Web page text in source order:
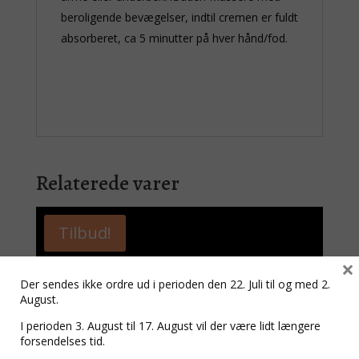
beroligende bevægelser, indtil cremen er fuldt
absorberet, ca 5 minutter på hver hånd/fod.
Relaterede varer
Tilbud!
Der sendes ikke ordre ud i perioden den 22. Juli til og med 2.
August.
I perioden 3. August til 17. August vil der være lidt længere
forsendelses tid.
×